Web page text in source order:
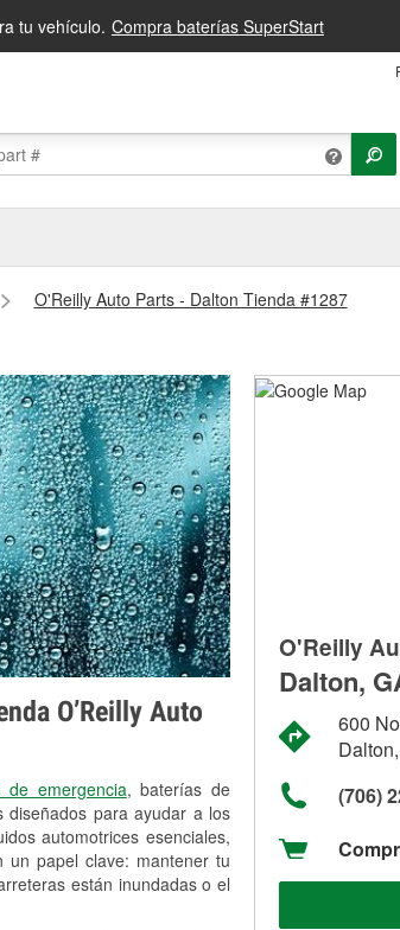
tu vehículo. Compra baterías SuperStart
O'Reilly Auto Parts - Dalton Tienda #1287
O’Reilly Auto
emergencia, baterías de
para ayudar a los
automotrices esenciales,
papel clave: mantener tu
están inundadas o el
O'Reilly
Dalton,
600
(706)